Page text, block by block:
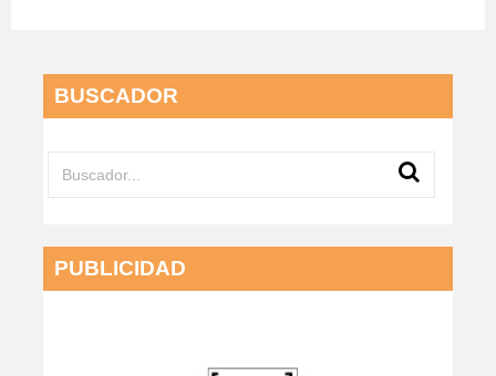
BUSCADOR
PUBLICIDAD